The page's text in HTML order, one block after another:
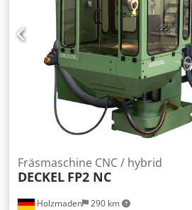
Holzmaden 290 km
Fräsmaschine CNC / hybrid
DECKEL FP2 NC